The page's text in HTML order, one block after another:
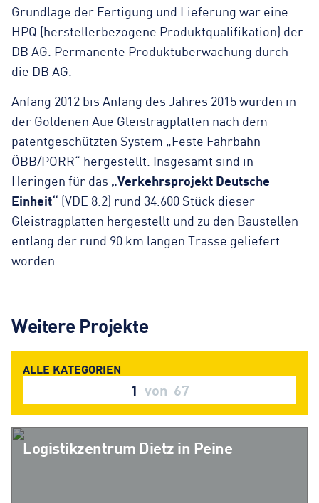
Grundlage der Fertigung und Lieferung war eine
HPQ (herstellerbezogene Produktqualifikation) der
DB AG. Permanente Produktüberwachung durch
die DB AG.
Anfang 2012 bis Anfang des Jahres 2015 wurden in
der Goldenen Aue Gleistragplatten nach dem
patentgeschützten System „Feste Fahrbahn
ÖBB/PORR“ hergestellt. Insgesamt sind in
Heringen für das „Verkehrsprojekt Deutsche
Einheit“ (VDE 8.2) rund 34.600 Stück dieser
Gleistragplatten hergestellt und zu den Baustellen
entlang der rund 90 km langen Trasse geliefert
worden.
Weitere Projekte
1 von 67
Logistikzentrum Dietz in Peine